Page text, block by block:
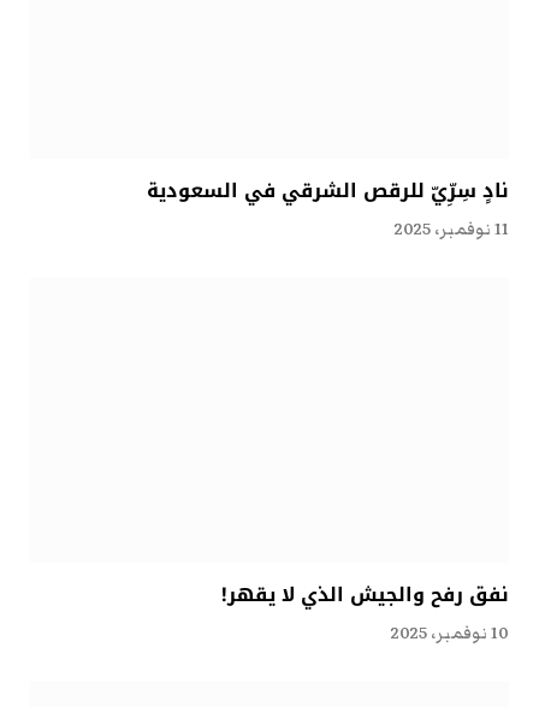
نادٍ سِرِّيّ للرقص الشرقي في السعودية
11 نوفمبر، 2025
نفق رفح والجيش الذي لا يقهر!
10 نوفمبر، 2025